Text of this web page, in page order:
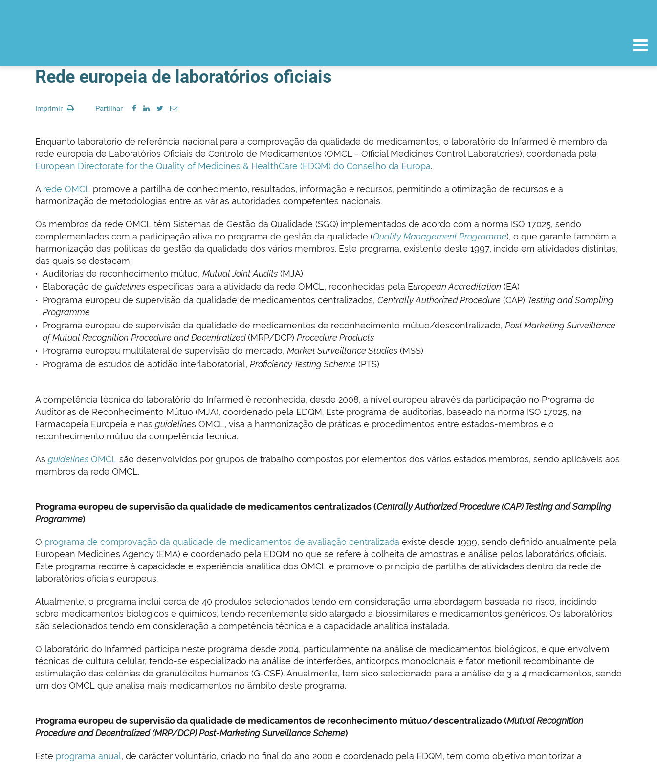
Rede europeia de laboratórios oficiais
Imprimir Partilhar
Enquanto laboratório de referência nacional para a comprovação da qualidade de medicamentos, o laboratório do Infarmed é membro da
rede europeia de Laboratórios Oficiais de Controlo de Medicamentos (OMCL - Official Medicines Control Laboratories), coordenada pela
European Directorate for the Quality of Medicines & HealthCare (EDQM) do Conselho da Europa.
A rede OMCL promove a partilha de conhecimento, resultados, informação e recursos, permitindo a otimização de recursos e a
harmonização de metodologias entre as várias autoridades competentes nacionais.
Os membros da rede OMCL têm Sistemas de Gestão da Qualidade (SGQ) implementados de acordo com a norma ISO 17025, sendo
complementados com a participação ativa no programa de gestão da qualidade (Quality Management Programme), o que garante também a
harmonização das políticas de gestão da qualidade dos vários membros. Este programa, existente deste 1997, incide em atividades distintas,
das quais se destacam:
Auditorias de reconhecimento mútuo, Mutual Joint Audits (MJA)
Elaboração de guidelines específicas para a atividade da rede OMCL, reconhecidas pela European Accreditation (EA)
Programa europeu de supervisão da qualidade de medicamentos centralizados, Centrally Authorized Procedure (CAP) Testing and Sampling
Programme
Programa europeu de supervisão da qualidade de medicamentos de reconhecimento mútuo/descentralizado, Post Marketing Surveillance
of Mutual Recognition Procedure and Decentralized(MRP/DCP) Procedure Products
Programa europeu multilateral de supervisão do mercado, Market Surveillance Studies (MSS)
Programa de estudos de aptidão interlaboratorial, Proficiency Testing Scheme (PTS)
A competência técnica do laboratório do Infarmed é reconhecida, desde 2008, a nível europeu através da participação no Programa de
Auditorias de Reconhecimento Mútuo (MJA), coordenado pela EDQM. Este programa de auditorias, baseado na norma ISO 17025, na
Farmacopeia Europeia e nas guidelines OMCL, visa a harmonização de práticas e procedimentos entre estados-membros e o
reconhecimento mútuo da competência técnica.
As guidelines OMCL são desenvolvidos por grupos de trabalho compostos por elementos dos vários estados membros, sendo aplicáveis aos
membros da rede OMCL.
Programa europeu de supervisão da qualidade de medicamentos centralizados (Centrally Authorized Procedure (CAP) Testing and Sampling
Programme)
O programa de comprovação da qualidade de medicamentos de avaliação centralizada existe desde 1999, sendo definido anualmente pela
European Medicines Agency (EMA) e coordenado pela EDQM no que se refere à colheita de amostras e análise pelos laboratórios oficiais.
Este programa recorre à capacidade e experiência analítica dos OMCL e promove o princípio de partilha de atividades dentro da rede de
laboratórios oficiais europeus.
Atualmente, o programa inclui cerca de 40 produtos selecionados tendo em consideração uma abordagem baseada no risco, incidindo
sobre medicamentos biológicos e químicos, tendo recentemente sido alargado a biossimilares e medicamentos genéricos. Os laboratórios
são selecionados tendo em consideração a competência técnica e a capacidade analítica instalada.
O laboratório do Infarmed participa neste programa desde 2004, particularmente na análise de medicamentos biológicos, e que envolvem
técnicas de cultura celular, tendo-se especializado na análise de interferões, anticorpos monoclonais e fator metionil recombinante de
estimulação das colónias de granulócitos humanos (G-CSF). Anualmente, tem sido selecionado para a análise de 3 a 4 medicamentos, sendo
um dos OMCL que analisa mais medicamentos no âmbito deste programa.
Programa europeu de supervisão da qualidade de medicamentos de reconhecimento mútuo/descentralizado (Mutual Recognition
Procedure and Decentralized (MRP/DCP) Post-Marketing Surveillance Scheme)
Este programa anual, de carácter voluntário, criado no final do ano 2000 e coordenado pela EDQM, tem como objetivo monitorizar a